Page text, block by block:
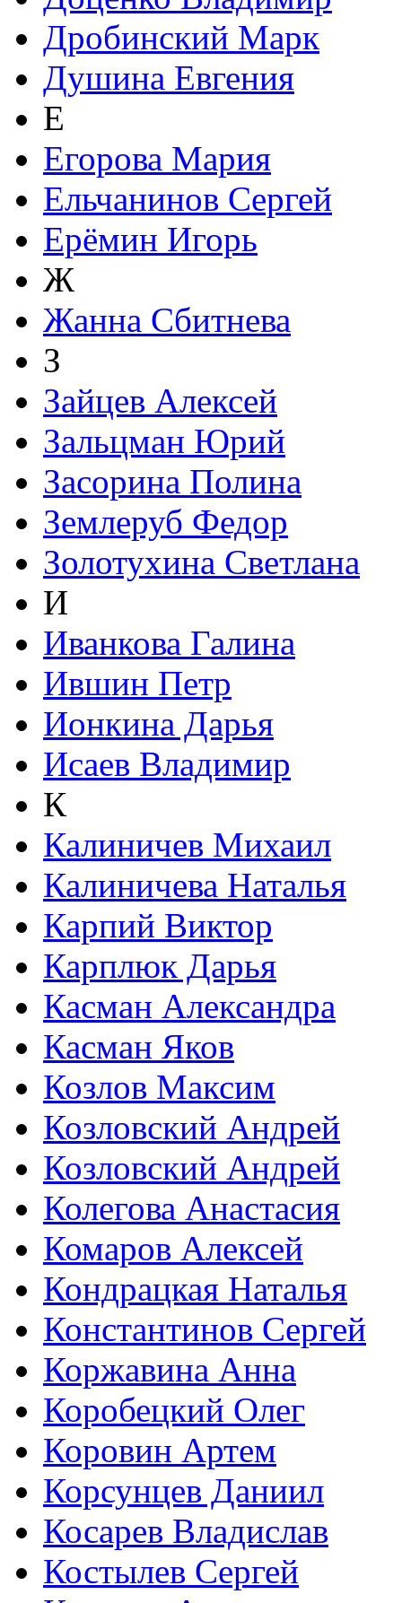
Дробинский Марк
Душина Евгения
Е
Егорова Мария
Ельчанинов Сергей
Ерёмин Игорь
Ж
Жанна Сбитнева
З
Зайцев Алексей
Зальцман Юрий
Засорина Полина
Землеруб Федор
Золотухина Светлана
И
Иванкова Галина
Ившин Петр
Ионкина Дарья
Исаев Владимир
К
Калиничев Михаил
Калиничева Наталья
Карпий Виктор
Карплюк Дарья
Касман Александра
Касман Яков
Козлов Максим
Козловский Андрей
Козловский Андрей
Колегова Анастасия
Комаров Алексей
Кондрацкая Наталья
Константинов Сергей
Коржавина Анна
Коробецкий Олег
Коровин Артем
Корсунцев Даниил
Косарев Владислав
Костылев Сергей